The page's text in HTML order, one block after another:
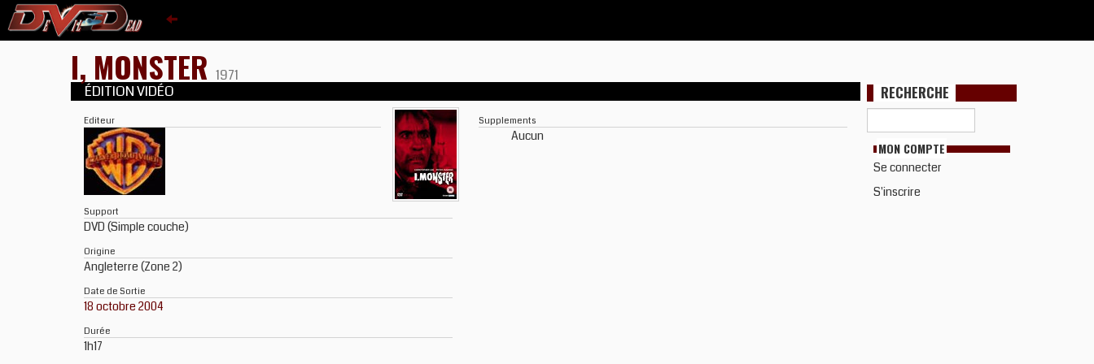
I, MONSTER 1971
ÉDITION VIDÉO
Editeur
Support
DVD (Simple couche)
Origine
Angleterre (Zone 2)
Date de Sortie
18 octobre 2004
Durée
1h17
Supplements
Aucun
RECHERCHE
MON COMPTE
Se connecter
S'inscrire